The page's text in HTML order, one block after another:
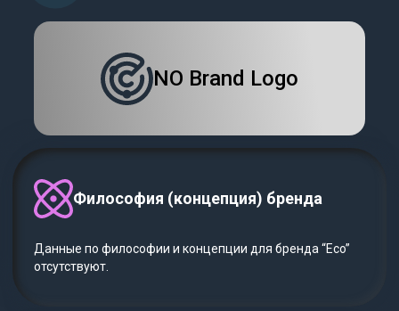
NO Brand Logo
Философия (концепция) бренда
Данные по философии и концепции для бренда “Eco”
отсутствуют.